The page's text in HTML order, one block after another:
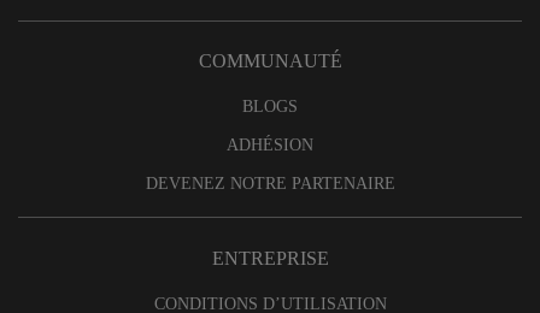
COMMUNAUTÉ
BLOGS
ADHÉSION
DEVENEZ NOTRE PARTENAIRE
ENTREPRISE
CONDITIONS D’UTILISATION